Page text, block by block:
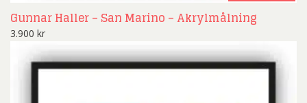
Gunnar Haller – San Marino – Akrylmålning
3.900 kr